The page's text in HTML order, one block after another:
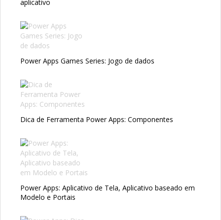
aplicativo
Power Apps Games Series: Jogo de dados
Dica de Ferramenta Power Apps: Componentes
Power Apps: Aplicativo de Tela, Aplicativo baseado em
Modelo e Portais